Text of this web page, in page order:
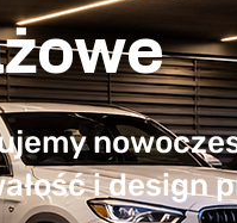
i design